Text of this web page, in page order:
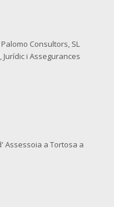
Consultors, SL
i Assegurances
Assessoia a Tortosa a